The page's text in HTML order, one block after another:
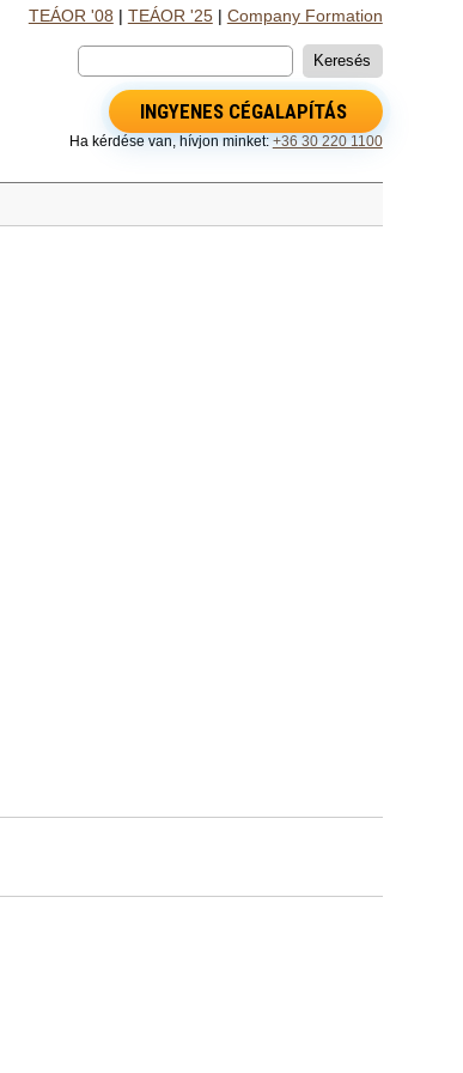
TEÁOR '08 TEÁOR '25| Company Formation
INGYENES CÉGALAPÍTÁS
Ha kérdése van, hívjon minket: +36 30 220 1100